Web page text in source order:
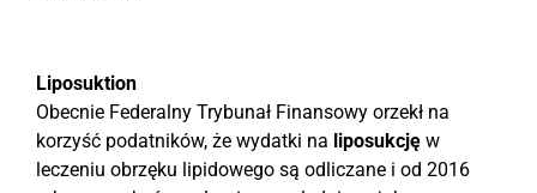
Liposuktion
Obecnie Federalny Trybunał Finansowy orzekł na
korzyść podatników, że wydatki na liposukcję w
leczeniu obrzęku lipidowego są odliczane i od 2016